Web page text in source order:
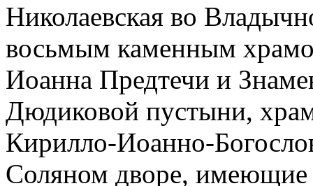
Николаевская во
восьмым каменным
Иоанна Предтечи и
Дюдиковой пустыни,
Кирилло-Иоанно-
Соляном дворе, имеющие